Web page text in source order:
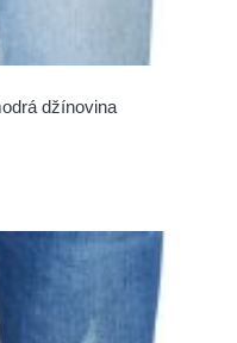
džínovina